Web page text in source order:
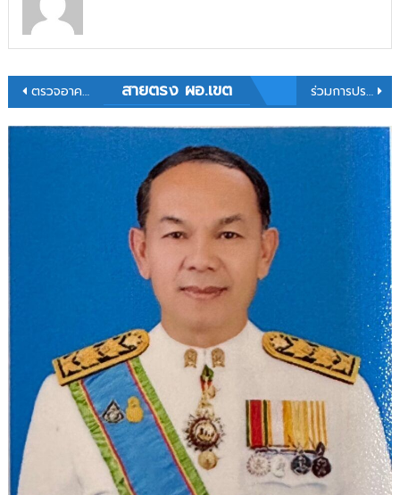
แนะแนว
เรื่อง
ตรวจอาคารที่ราชพัสดุ (สปอ.สหัสขันธุ์เดิม) เพื่อคืนพื้นที่ราชพัสดุ ร่วมการประชุมผู้อำนวยการประจำเขตตรวจราชการ สำนักงานคณะกรรมการการศึกษาขั้นพื้นฐาน โดยสำนักนโยบายและแผน ผ่านสื่ออิเล็กทรอนิกส์โปรแกรม Zoom Meeting
สายตรง ผอ.เขต